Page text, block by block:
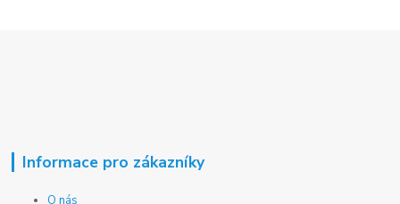
Informace pro zákazníky
O nás